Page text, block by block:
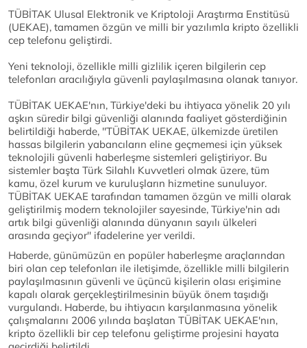
TÜBİTAK Ulusal Elektronik ve Kriptoloji Araştırma Enstitüsü
(UEKAE), tamamen özgün ve milli bir yazılımla kripto özellikli
cep telefonu geliştirdi.
Yeni teknoloji, özellikle milli gizlilik içeren bilgilerin cep
telefonları aracılığıyla güvenli paylaşılmasına olanak tanıyor.
TÜBİTAK UEKAE'nın, Türkiye'deki bu ihtiyaca yönelik 20 yılı
aşkın süredir bilgi güvenliği alanında faaliyet gösterdiğinin
belirtildiği haberde, ''TÜBİTAK UEKAE, ülkemizde üretilen
hassas bilgilerin yabancıların eline geçmemesi için yüksek
teknolojili güvenli haberleşme sistemleri geliştiriyor. Bu
sistemler başta Türk Silahlı Kuvvetleri olmak üzere, tüm
kamu, özel kurum ve kuruluşların hizmetine sunuluyor.
TÜBİTAK UEKAE tarafından tamamen özgün ve milli olarak
geliştirilmiş modern teknolojiler sayesinde, Türkiye'nin adı
artık bilgi güvenliği alanında dünyanın sayılı ülkeleri
arasında geçiyor'' ifadelerine yer verildi.
Haberde, günümüzün en popüler haberleşme araçlarından
biri olan cep telefonları ile iletişimde, özellikle milli bilgilerin
paylaşılmasının güvenli ve üçüncü kişilerin olası erişimine
kapalı olarak gerçekleştirilmesinin büyük önem taşıdığı
vurgulandı. Haberde, bu ihtiyacın karşılanmasına yönelik
çalışmalarını 2006 yılında başlatan TÜBİTAK UEKAE'nın,
kripto özellikli bir cep telefonu geliştirme projesini hayata